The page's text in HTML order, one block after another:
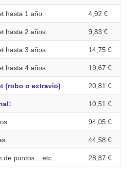
hasta 1 año: 4,92 €
hasta 2 años: 9,83 €
hasta 3 años: 14,75 €
hasta 4 años: 19,67 €
(robo o extravio): 20,81 €
10,51 €
94,05 €
44,58 €
de puntos... etc. 28,87 €